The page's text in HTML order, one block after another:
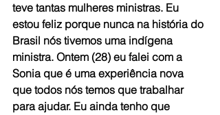
teve tantas mulheres ministras. Eu
estou feliz porque nunca na história do
Brasil nós tivemos uma indígena
ministra. Ontem (28) eu falei com a
Sonia que é uma experiência nova
que todos nós temos que trabalhar
para ajudar. Eu ainda tenho que